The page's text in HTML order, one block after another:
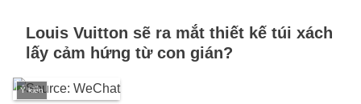
Louis Vuitton sẽ ra mắt thiết kế túi xách
lấy cảm hứng từ con gián?
Ý kiến